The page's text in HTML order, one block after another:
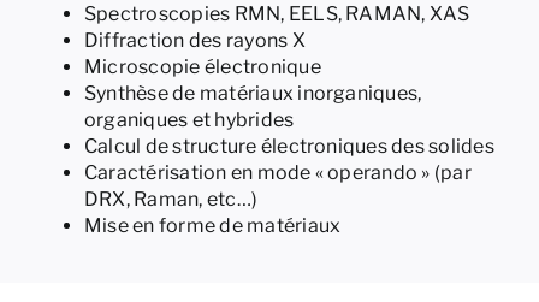
Spectroscopies RMN, EELS, RAMAN, XAS
Diffraction des rayons X
Microscopie électronique
Synthèse de matériaux inorganiques,
organiques et hybrides
Calcul de structure électroniques des solides
Caractérisation en mode « operando » (par
DRX, Raman, etc…)
Mise en forme de matériaux